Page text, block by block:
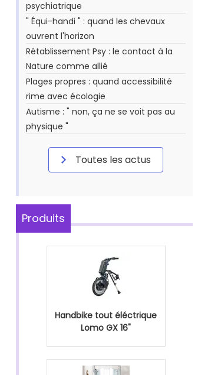
psychiatrique
" Équi-handi " : quand les chevaux
ouvrent l'horizon
Rétablissement Psy : le contact à la
Nature comme allié
Plages propres : quand accessibilité
rime avec écologie
Autisme : " non, ça ne se voit pas au
physique "
Toutes les actus
Produits
Handbike tout éléctrique
Lomo GX 16"